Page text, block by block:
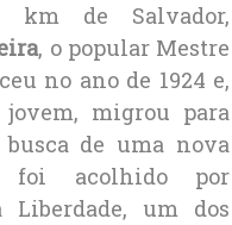
km de Salvador,
, o popular Mestre
no ano de 1924 e,
migrou para
de uma nova
foi acolhido por
Liberdade, um dos